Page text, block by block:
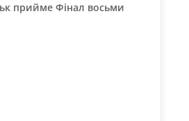
прийме Фінал восьми